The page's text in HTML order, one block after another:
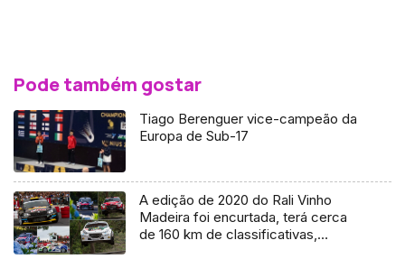
Pode também gostar
Tiago Berenguer vice-campeão da
Europa de Sub-17
A edição de 2020 do Rali Vinho
Madeira foi encurtada, terá cerca
de 160 km de classificativas,